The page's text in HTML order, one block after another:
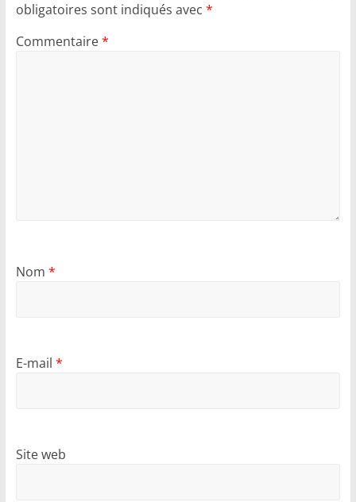
obligatoires sont indiqués avec *
Commentaire*
Nom *
E-mail *
Site web